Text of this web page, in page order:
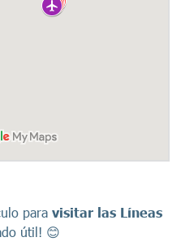
para visitar las Líneas
útil! 😊